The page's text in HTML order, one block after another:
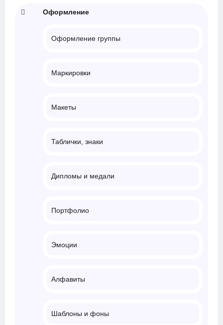
Оформление
Оформление группы
Маркировки
Макеты
Таблички, знаки
Дипломы и медали
Портфолио
Эмоции
Алфавиты
Шаблоны и фоны